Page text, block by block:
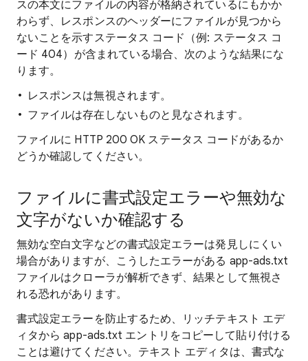
スの本文にファイルの内容が格納されているにもかか
わらず、レスポンスのヘッダーにファイルが見つから
ないことを示すステータス コード（例: ステータス コ
ード 404）が含まれている場合、次のような結果にな
ります。
レスポンスは無視されます。
ファイルは存在しないものと見なされます。
ファイルに HTTP 200 OK ステータス コードがあるか
どうか確認してください。
ファイルに書式設定エラーや無効な
文字がないか確認する
無効な空白文字などの書式設定エラーは発見しにくい
場合がありますが、こうしたエラーがある app-ads.txt
ファイルはクローラが解析できず、結果として無視さ
れる恐れがあります。
書式設定エラーを防止するため、リッチテキスト エデ
ィタから app-ads.txt エントリをコピーして貼り付ける
ことは避けてください。テキスト エディタは、書式な